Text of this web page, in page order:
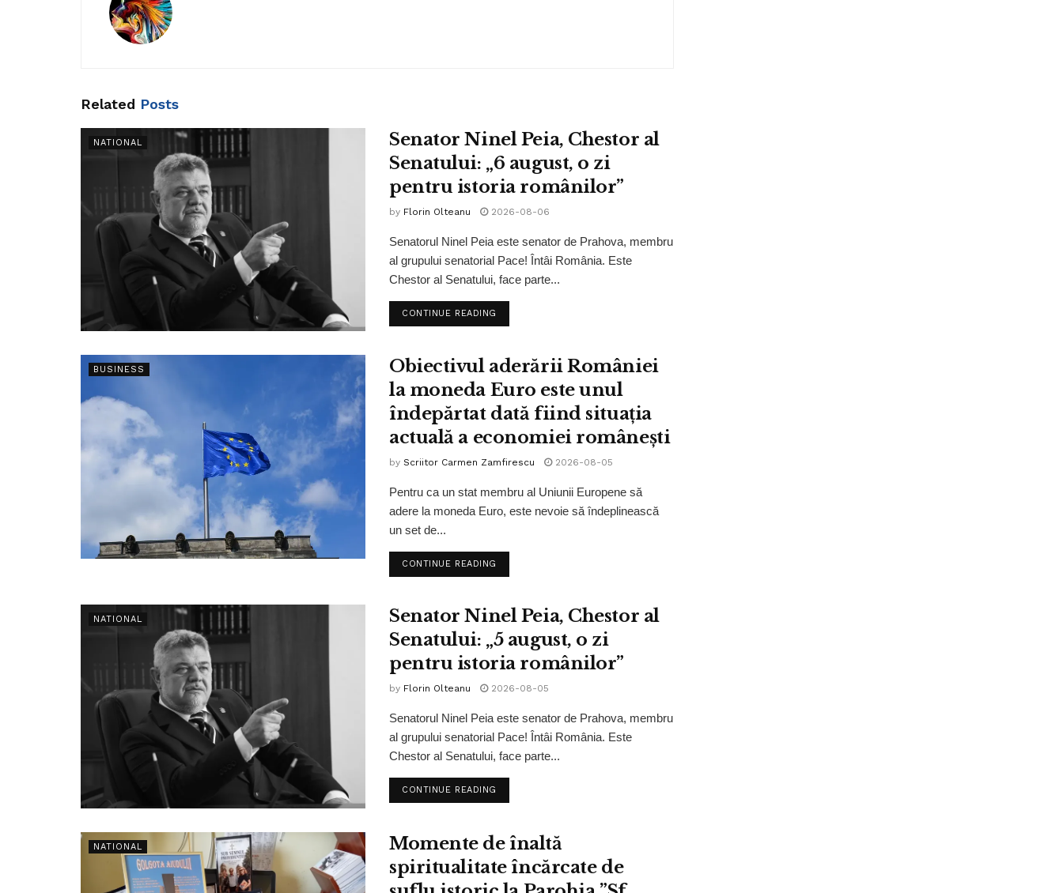
Related Posts
NATIONAL
Senator Ninel Peia, Chestor al
Senatului: „6 august, o zi
pentru istoria românilor”
by Florin Olteanu 2026-08-06
Senatorul Ninel Peia este senator de Prahova, membru
al grupului senatorial Pace! Întâi România. Este
Chestor al Senatului, face parte...
CONTINUE READING
BUSINESS
Obiectivul aderării României
la moneda Euro este unul
îndepărtat dată fiind situația
actuală a economiei românești
by Scriitor Carmen Zamfirescu 2026-08-05
Pentru ca un stat membru al Uniunii Europene să
adere la moneda Euro, este nevoie să îndeplinească
un set de...
CONTINUE READING
NATIONAL
Senator Ninel Peia, Chestor al
Senatului: „5 august, o zi
pentru istoria românilor”
by Florin Olteanu 2026-08-05
Senatorul Ninel Peia este senator de Prahova, membru
al grupului senatorial Pace! Întâi România. Este
Chestor al Senatului, face parte...
CONTINUE READING
NATIONAL
Momente de înaltă
spiritualitate încărcate de